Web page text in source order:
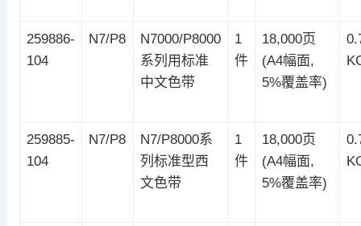
259886-
104
N7/P8
N7000/P8000
系列用标准
中文色带
1
件
18,000页
(A4幅面,
5%覆盖率)
259885-
104
N7/P8
N7/P8000系
列标准型西
文色带
1
件
18,000页
(A4幅面,
5%覆盖率)